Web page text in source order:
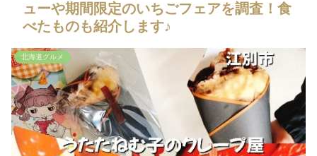
ューや期間限定のいちごフェアを調査！食
べたものも紹介します♪
北海道グルメ